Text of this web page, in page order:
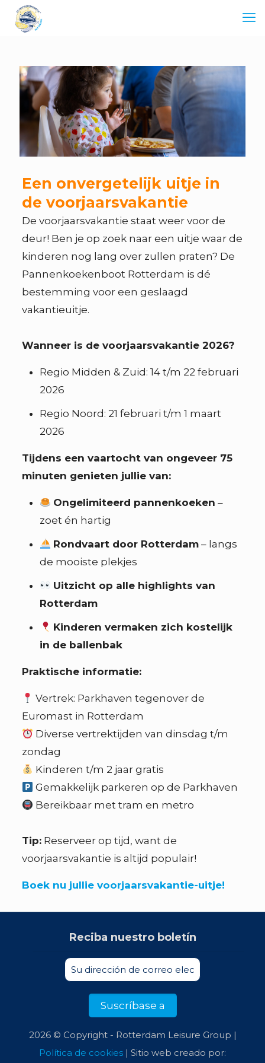
Een onvergetelijk uitje in
de voorjaarsvakantie
De voorjaarsvakantie staat weer voor de
deur! Ben je op zoek naar een uitje waar de
kinderen nog lang over zullen praten? De
Pannenkoekenboot Rotterdam is dé
bestemming voor een geslaagd
vakantieuitje.
Wanneer is de voorjaarsvakantie 2026?
Regio Midden & Zuid: 14 t/m 22 februari
2026
Regio Noord: 21 februari t/m 1 maart
2026
Tijdens een vaartocht van ongeveer 75
minuten genieten jullie van:
Ongelimiteerd pannenkoeken –
zoet én hartig
Rondvaart door Rotterdam – langs
de mooiste plekjes
Uitzicht op alle highlights van
Rotterdam
Kinderen vermaken zich kostelijk
in de ballenbak
Praktische informatie:
Vertrek: Parkhaven tegenover de
Euromast in Rotterdam
Diverse vertrektijden van dinsdag t/m
zondag
Kinderen t/m 2 jaar gratis
Gemakkelijk parkeren op de Parkhaven
Bereikbaar met tram en metro
Tip:Reserveer op tijd, want de
voorjaarsvakantie is altijd populair!
Boek nu jullie voorjaarsvakantie-uitje!
Reciba nuestro boletín
2026 © Copyright - Rotterdam Leisure Group |
Política de cookies | Sitio web creado por: